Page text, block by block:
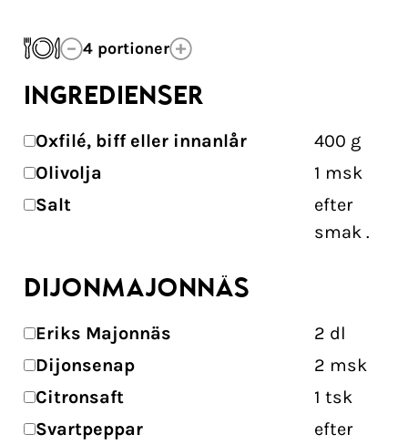
4 portioner
INGREDIENSER
Oxfilé, biff eller innanlår 400 g
Olivolja
1 msk
Salt
efter
smak.
DIJONMAJONNÄS
Eriks Majonnäs 2 dl
Dijonsenap
2 msk
Citronsaft
1tsk
Svartpeppar
efter